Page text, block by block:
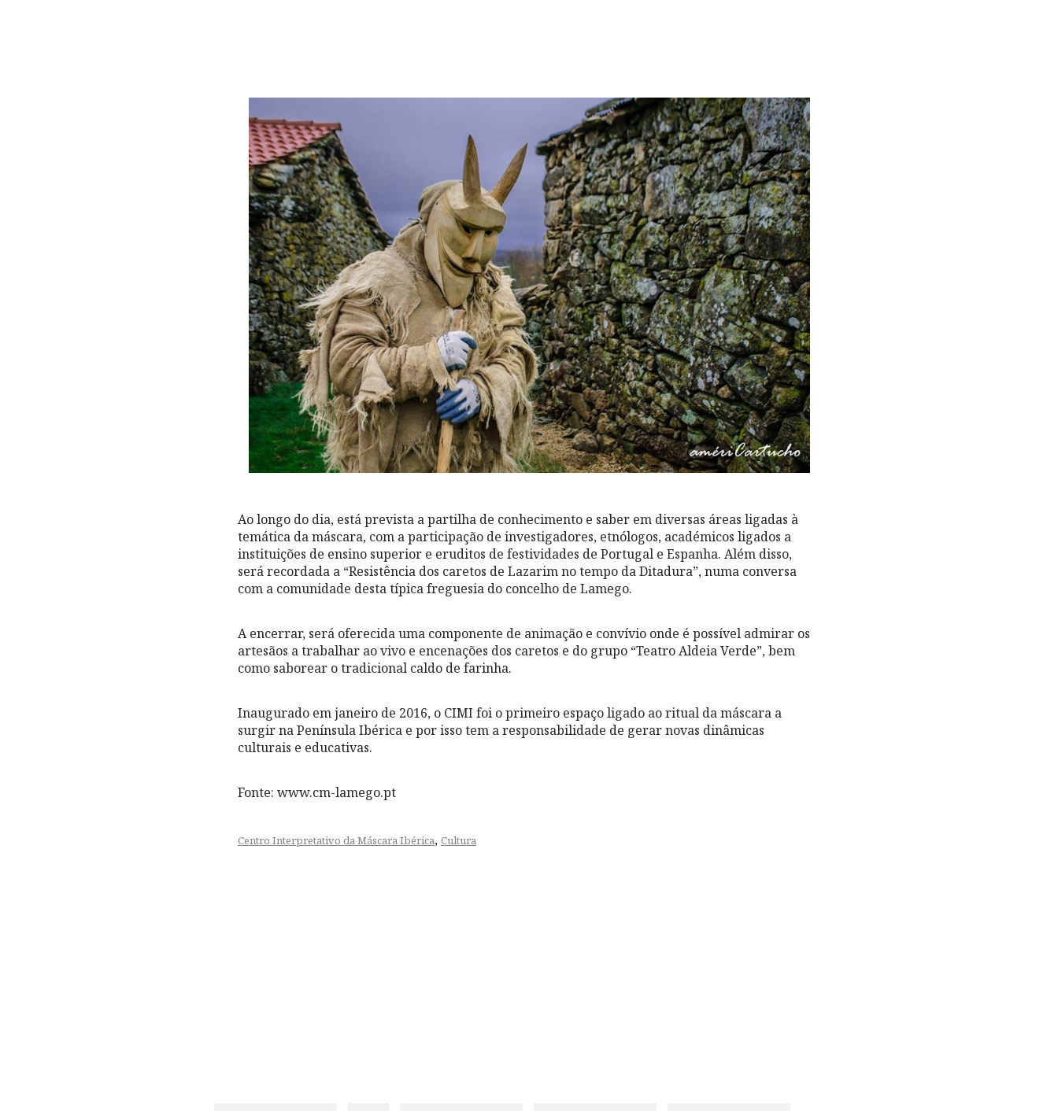
Ao longo do dia, está prevista a partilha de conhecimento e saber em diversas áreas ligadas à
temática da máscara, com a participação de investigadores, etnólogos, académicos ligados a
instituições de ensino superior e eruditos de festividades de Portugal e Espanha. Além disso,
será recordada a “Resistência dos caretos de Lazarim no tempo da Ditadura”, numa conversa
com a comunidade desta típica freguesia do concelho de Lamego.
A encerrar, será oferecida uma componente de animação e convívio onde é possível admirar os
artesãos a trabalhar ao vivo e encenações dos caretos e do grupo “Teatro Aldeia Verde”, bem
como saborear o tradicional caldo de farinha.
Inaugurado em janeiro de 2016, o CIMI foi o primeiro espaço ligado ao ritual da máscara a
surgir na Península Ibérica e por isso tem a responsabilidade de gerar novas dinâmicas
culturais e educativas.
Fonte: www.cm-lamego.pt
Centro Interpretativo da Máscara Ibérica, Cultura